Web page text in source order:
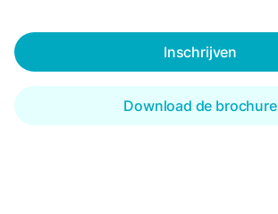
Inschrijven
Download de brochure